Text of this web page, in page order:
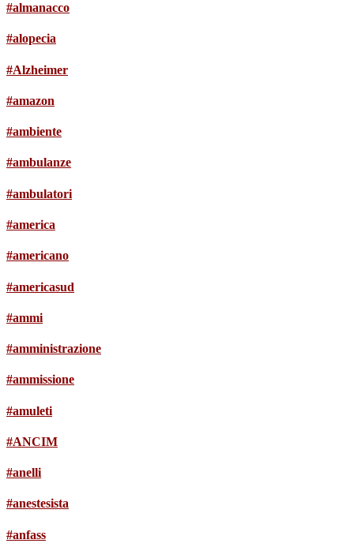
#almanacco
#alopecia
#Alzheimer
#amazon
#ambiente
#ambulanze
#ambulatori
#america
#americano
#americasud
#ammi
#amministrazione
#ammissione
#amuleti
#ANCIM
#anelli
#anestesista
#anfass